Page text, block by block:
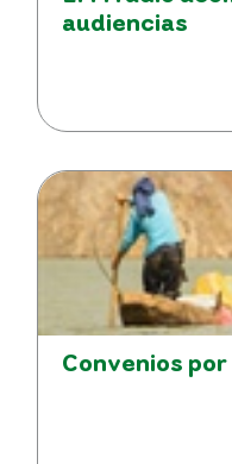
audiencias
Convenios por